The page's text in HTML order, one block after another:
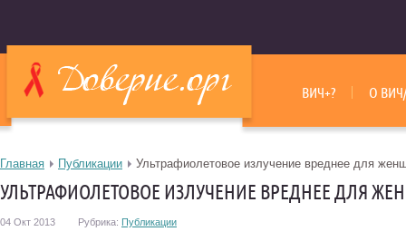
ВИЧ+? О
Главная Публикации Ультрафиолетовое излучение вреднее для
УЛЬТРАФИОЛЕТОВОЕ ИЗЛУЧЕНИЕ ВРЕДНЕЕ ДЛЯ
04 Окт 2013 Рубрика: Публикации